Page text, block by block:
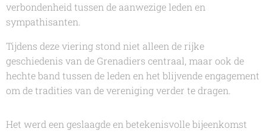
verbondenheid tussen de aanwezige leden en
sympathisanten.
Tijdens deze viering stond niet alleen de rijke
geschiedenis van de Grenadiers centraal, maar ook de
hechte band tussen de leden en het blijvende engagement
om de tradities van de vereniging verder te dragen.
Het werd een geslaagde en betekenisvolle bijeenkomst